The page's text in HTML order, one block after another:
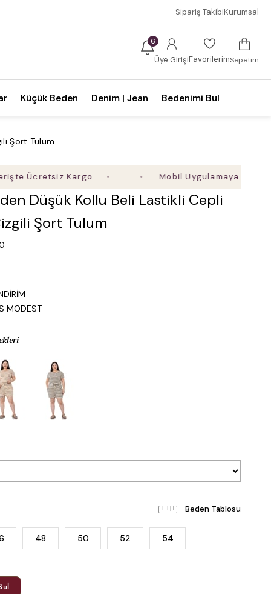
Sipariş TakibiKurumsal
6
Üye GirişiFavorilerimSepetim
Küçük Beden Denim | Jean Bedenimi Bul
Şort Tulum
Ücretsiz Kargo Mobil Uygulamaya Özel Ek %5
Düşük Kollu Beli Lastikli Cepli
Şort Tulum
MODEST
Beden Tablosu
48 50 52 54